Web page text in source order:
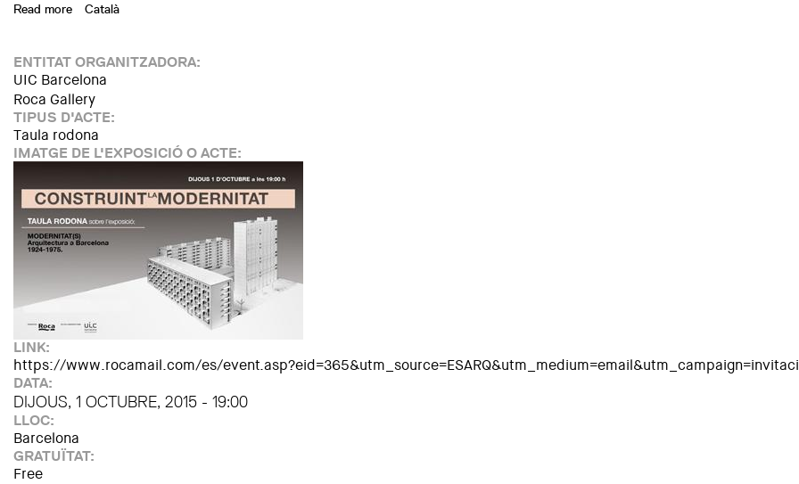
Read more about Mesa redonda: Construyendo la Modernidad
Català
ENTITAT ORGANITZADORA:
UIC Barcelona
Roca Gallery
TIPUS D'ACTE:
Taula rodona
IMATGE DE L'EXPOSICIÓ O ACTE:
LINK:
https://www.rocamail.com/es/
DATA:
DIJOUS, 1 OCTUBRE, 2015 - 19:00
LLOC:
Barcelona
GRATUÏTAT:
Free